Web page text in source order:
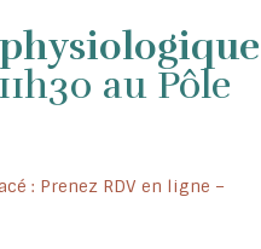
au Pôle
: Prenez RDV en ligne –